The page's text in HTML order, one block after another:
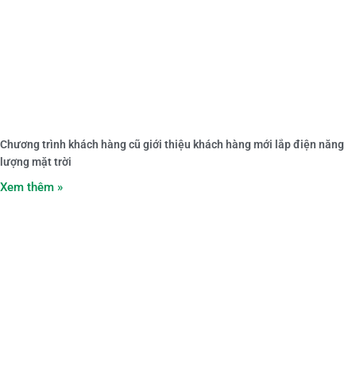
Chương trình khách hàng cũ giới thiệu khách hàng mới lắp điện năng
lượng mặt trời
Xem thêm »